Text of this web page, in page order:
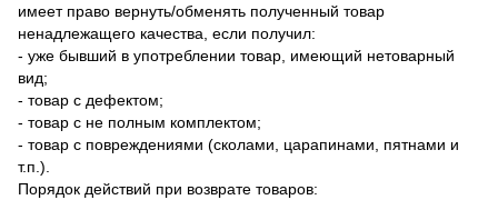
имеет право вернуть/обменять полученный товар
ненадлежащего качества, если получил:
- уже бывший в употреблении товар, имеющий нетоварный
вид;
- товар с дефектом;
- товар с не полным комплектом;
- товар с повреждениями (сколами, царапинами, пятнами и
т.п.).
Порядок действий при возврате товаров: